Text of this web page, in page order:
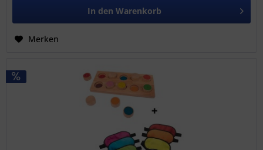
In den Warenkorb
Merken